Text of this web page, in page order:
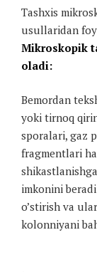
Tashxis
usullaridan
Mikroskopik
oladi:
Bemordan
yoki tirnoq
sporalari, gaz
fragmentlari
imkonini
o’stirish va
kolonniyani